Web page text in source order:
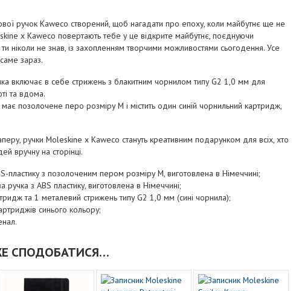
ручок Kaweco створений, щоб нагадати про епоху, коли майбутнє ще не
x Kaweco повертають тебе у це відкрите майбутнє, поєднуючи
ти ніколи не знав, із захопленням творчими можливостями сьогодення. Усе
зараз.
включає в себе стрижень з блакитним чорнилом типу G2 1,0 мм для
та вдома.
позолочене перо розміру M і містить один синій чорнильний картридж,
ручки Moleskine x Kaweco стануть креативним подарунком для всіх, хто
вручну на сторінці.
пластику з позолоченим пером розміру M, виготовлена в Німеччині;
ручка з ABS пластику, виготовлена в Німеччині;
та 1 металевий стрижень типу G2 1,0 мм (сині чорнила);
синього кольору;
СПОДОБАТИСЯ…